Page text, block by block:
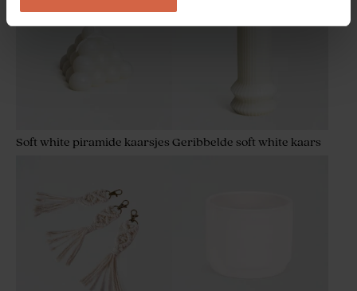
Soft white piramide kaarsjes Geribbelde soft white kaars